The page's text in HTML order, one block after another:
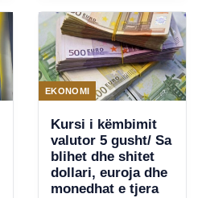
nëntor Shqipëria
pjesë e pagesave
të shpejta TIPS
EKONOMI
Kursi i këmbimit
valutor 5 gusht/ Sa
blihet dhe shitet
dollari, euroja dhe
monedhat e tjera